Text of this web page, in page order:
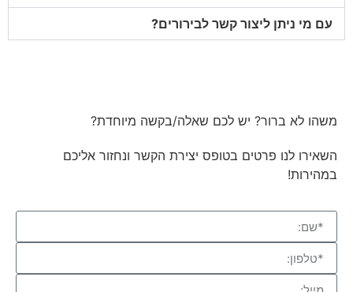
עם מי ניתן ליצור קשר לבירורים?
משהו לא ברור? יש לכם שאלה/בקשה מיוחדת?
השאירו לנו פרטים בטופס יצירת הקשר ונחזור אליכם
במהירות!